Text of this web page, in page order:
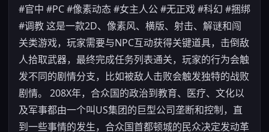
#官中 #PC #像素动态 #女主人公 #无正戏 #科幻 #捆绑
#调教 这是一款2D、像素风、横版、射击、解谜和闯
关类游戏，玩家需要与NPC互动获得关键道具，击倒敌
人拾取武器，最终完成任务列表通关，玩家的行为会触
发不同的剧情分支，比如被敌人击败会触发独特的战败
剧情。 208X年，合众国的政治到教育、医疗、文化以
及军事都由一个叫US集团的巨型公司垄断和控制，直
到一些事情的发生，合众国首都顿城的民众决定发动革